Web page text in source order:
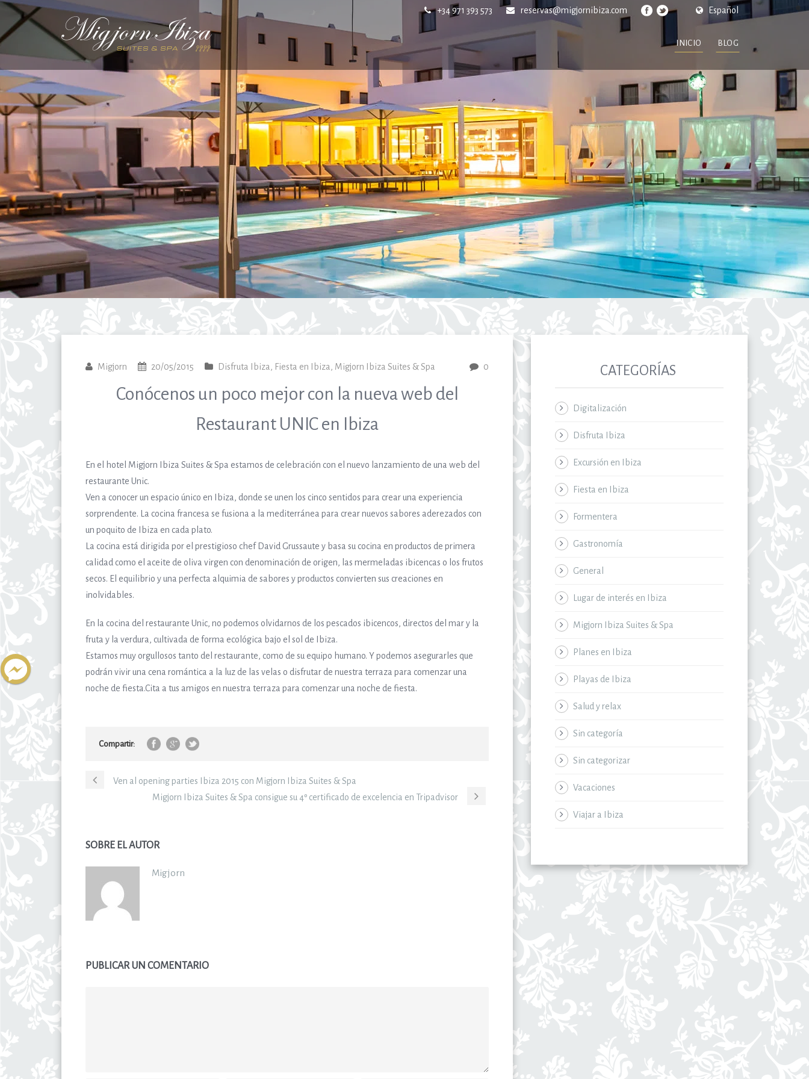
Español
+34 971 393 573 reservas@migjornibiza.com
INICIO BLOG
Migjorn 20/05/2015 Disfruta Ibiza , Fiesta en Ibiza , Migjorn Ibiza Suites & Spa 0
Conócenos un poco mejor con la nueva web del
Restaurant UNIC en Ibiza
En el hotel Migjorn Ibiza Suites & Spa estamos de celebración con el nuevo lanzamiento de una web del
restaurante Unic.
Ven a conocer un espacio único en Ibiza, donde se unen los cinco sentidos para crear una experiencia
sorprendente. La cocina francesa se fusiona a la mediterránea para crear nuevos sabores aderezados con
un poquito de Ibiza en cada plato.
La cocina está dirigida por el prestigioso chef David Grussaute y basa su cocina en productos de primera
calidad como el aceite de oliva virgen con denominación de origen, las mermeladas ibicencas o los frutos
secos. El equilibrio y una perfecta alquimia de sabores y productos convierten sus creaciones en
inolvidables.
En la cocina del restaurante Unic, no podemos olvidarnos de los pescados ibicencos, directos del mar y la
fruta y la verdura, cultivada de forma ecológica bajo el sol de Ibiza.
Estamos muy orgullosos tanto del restaurante, como de su equipo humano. Y podemos asegurarles que
podrán vivir una cena romántica a la luz de las velas o disfrutar de nuestra terraza para comenzar una
noche de fiesta.Cita a tus amigos en nuestra terraza para comenzar una noche de fiesta.
Compartir:
Ven al opening parties Ibiza 2015 con Migjorn Ibiza Suites & Spa
Migjorn Ibiza Suites & Spa consigue su 4º certificado de excelencia en Tripadvisor
SOBRE EL AUTOR
Migjorn
PUBLICAR UN COMENTARIO
CATEGORÍAS
Digitalización
Disfruta Ibiza
Excursión en Ibiza
Fiesta en Ibiza
Formentera
Gastronomía
General
Lugar de interés en Ibiza
Migjorn Ibiza Suites & Spa
Planes en Ibiza
Playas de Ibiza
Salud y relax
Sin categoría
Sin categorizar
Vacaciones
Viajar a Ibiza